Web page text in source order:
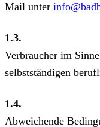
Mail unter
1.3.
Verbraucher im
selbstständigen
1.4.
Abweichende